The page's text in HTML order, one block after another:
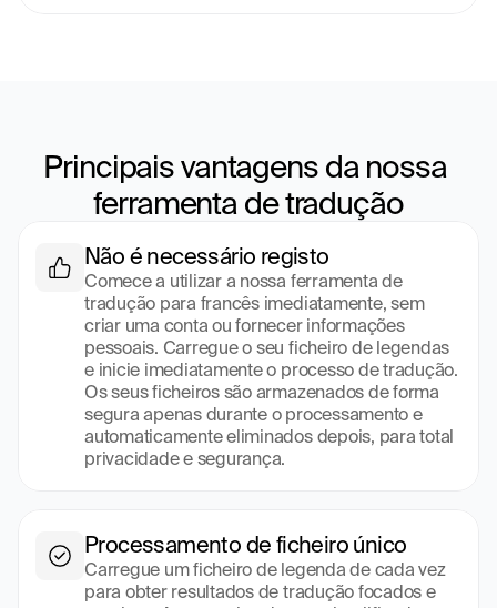
Principais vantagens da nossa
ferramenta de tradução
Não é necessário registo
Comece a utilizar a nossa ferramenta de
tradução para francês imediatamente, sem
criar uma conta ou fornecer informações
pessoais. Carregue o seu ficheiro de legendas
e inicie imediatamente o processo de tradução.
Os seus ficheiros são armazenados de forma
segura apenas durante o processamento e
automaticamente eliminados depois, para total
privacidade e segurança.
Processamento de ficheiro único
Carregue um ficheiro de legenda de cada vez
para obter resultados de tradução focados e